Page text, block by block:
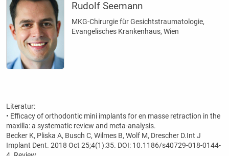
Rudolf Seemann
MKG-Chirurgie für Gesichtstraumatologie,
Evangelisches Krankenhaus, Wien
Literatur:
• Efficacy of orthodontic mini implants for en masse retraction in the
maxilla: a systematic review and meta-analysis.
Becker K, Pliska A, Busch C, Wilmes B, Wolf M, Drescher D.Int J
Implant Dent. 2018 Oct 25;4(1):35. DOI: 10.1186/s40729-018-0144-